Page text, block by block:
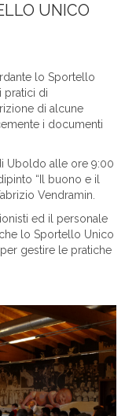
UNICO
lo Sportello
pratici di
di alcune
i documenti
Uboldo alle ore 9:00
“Il buono e il
Vendramin.
ed il personale
lo Sportello Unico
gestire le pratiche